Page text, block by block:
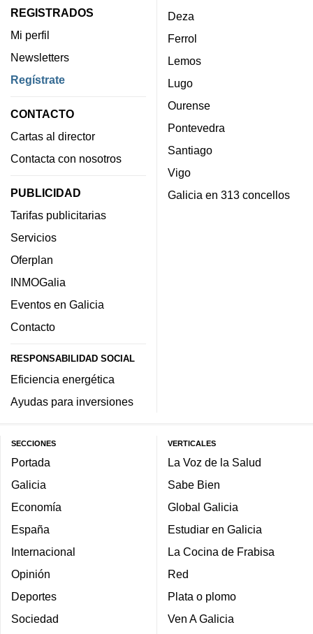
REGISTRADOS
Mi perfil
Newsletters
Regístrate
CONTACTO
Cartas al director
Contacta con nosotros
PUBLICIDAD
Tarifas publicitarias
Servicios
Oferplan
INMOGalia
Eventos en Galicia
Contacto
RESPONSABILIDAD SOCIAL
Eficiencia energética
Ayudas para inversiones
Deza
Ferrol
Lemos
Lugo
Ourense
Pontevedra
Santiago
Vigo
Galicia en 313 concellos
SECCIONES
Portada
Galicia
Economía
España
Internacional
Opinión
Deportes
Sociedad
VERTICALES
La Voz de la Salud
Sabe Bien
Global Galicia
Estudiar en Galicia
La Cocina de Frabisa
Red
Plata o plomo
Ven A Galicia